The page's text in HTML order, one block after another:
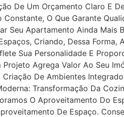
De Um Orçamento Claro E
O Que Garante
Seu Apartamento Ainda Mais
Criando, Dessa Forma,
Sua Personalidade E
Agrega Valor Ao Seu
De Ambientes
Transformação Da
O Aproveitamento Do
De Espaço.